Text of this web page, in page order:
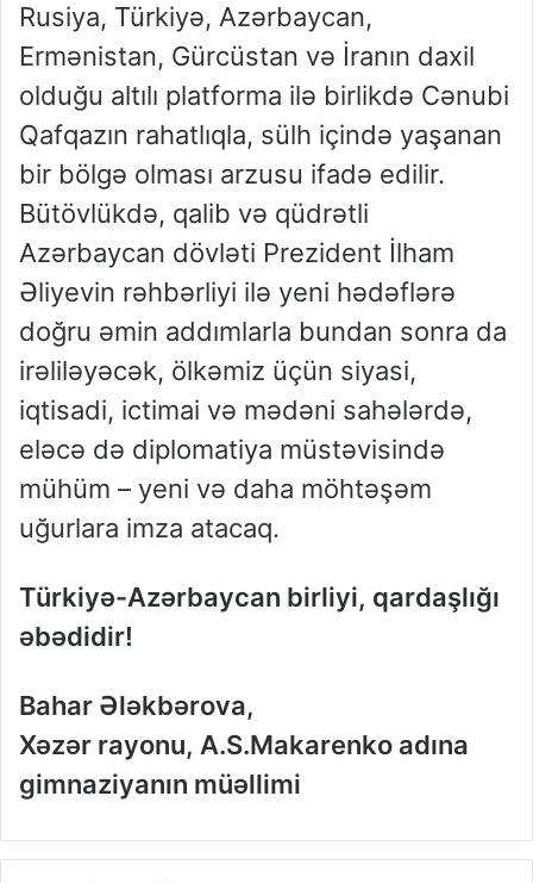
Rusiya, Türkiyə, Azərbaycan,
Ermənistan, Gürcüstan və İranın daxil
olduğu altılı platforma ilə birlikdə Cənubi
Qafqazın rahatlıqla, sülh içində yaşanan
bir bölgə olması arzusu ifadə edilir.
Bütövlükdə, qalib və qüdrətli
Azərbaycan dövləti Prezident İlham
Əliyevin rəhbərliyi ilə yeni hədəflərə
doğru əmin addımlarla bundan sonra da
irəliləyəcək, ölkəmiz üçün siyasi,
iqtisadi, ictimai və mədəni sahələrdə,
eləcə də diplomatiya müstəvisində
mühüm – yeni və daha möhtəşəm
uğurlara imza atacaq.
Türkiyə-Azərbaycan birliyi, qardaşlığı
əbədidir!
Bahar Ələkbərova,
Xəzər rayonu, A.S.Makarenko adına
gimnaziyanın müəllimi